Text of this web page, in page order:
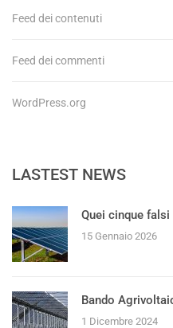
Feed dei contenuti
Feed dei commenti
WordPress.org
LASTEST NEWS
Quei cinque
15 Gennaio 2026
Bando
1 Dicembre 2024